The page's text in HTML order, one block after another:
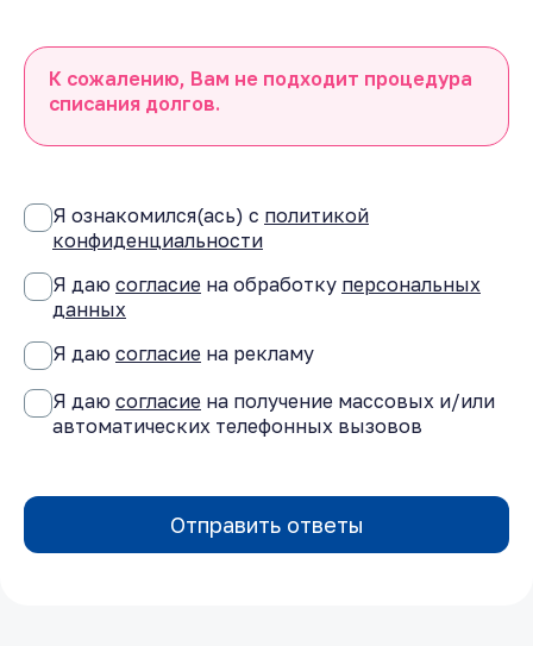
К сожалению, Вам не подходит процедура
списания долгов.
Я ознакомился(ась) с политикой
конфиденциальности
Я даю согласие на обработку персональных
данных
Я даю согласие на рекламу
Я даю согласие на получение массовых и/или
автоматических телефонных вызовов
Отправить ответы